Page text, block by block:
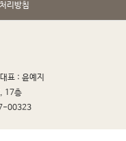
리방침
대표 : 윤예지
17층
00323